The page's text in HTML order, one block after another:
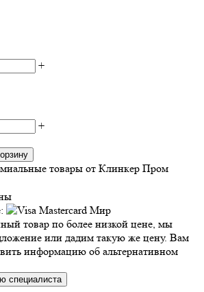
+
+
товары от Клинкер Пром
товар по более низкой цене, мы
или дадим такую же цену. Вам
информацию об альтернативном
специалиста